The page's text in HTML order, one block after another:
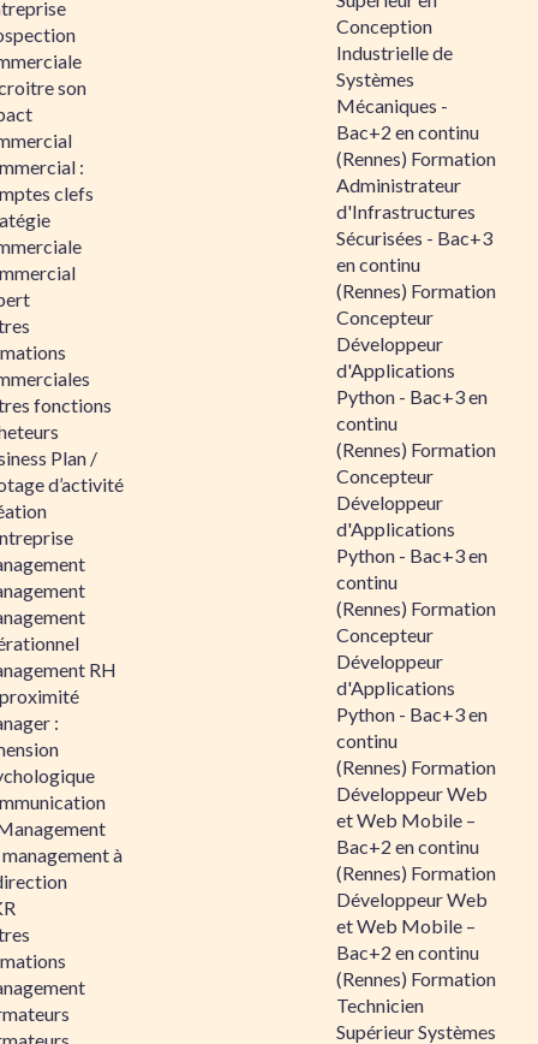
son
:
clefs
fonctions
Plan /
d’activité
RH
:
à
Conception
Industrielle de
Systèmes
Mécaniques -
Bac+2 en continu
(Rennes) Formation
Administrateur
d'Infrastructures
Sécurisées - Bac+3
en continu
(Rennes) Formation
Concepteur
Développeur
d'Applications
Python - Bac+3 en
continu
(Rennes) Formation
Concepteur
Développeur
d'Applications
Python - Bac+3 en
continu
(Rennes) Formation
Concepteur
Développeur
d'Applications
Python - Bac+3 en
continu
(Rennes) Formation
Développeur Web
et Web Mobile –
Bac+2 en continu
(Rennes) Formation
Développeur Web
et Web Mobile –
Bac+2 en continu
(Rennes) Formation
Technicien
Supérieur Systèmes